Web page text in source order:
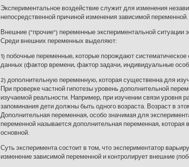
Экспериментальное воздействие служит для изменения
непосредственной причиной изменения зависимой переменной.
Внешние ("прочие") переменные экспериментальной ситуации
Среди внешних переменных выделяют:
1) побочные переменные, которые порождают
данных (фактор времени, фактор задачи, индивидуальные
2) дополнительную переменную, которая существенна для
При проверке частной гипотезы уровень дополнительной
изучаемой реальности. Например, при изучении связи уровня
запоминания дети должны быть одного возраста. Возраст в
Дополнительная переменная, особо значимая для
переменной называется дополнительная переменная, которая
основной.
Суть эксперимента состоит в том, что экспериментатор
изменение зависимой переменной и контролирует внешние